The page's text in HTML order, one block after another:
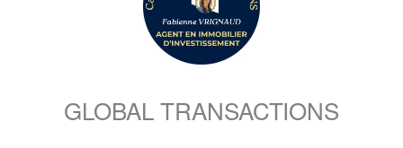
GLOBAL TRANSACTIONS